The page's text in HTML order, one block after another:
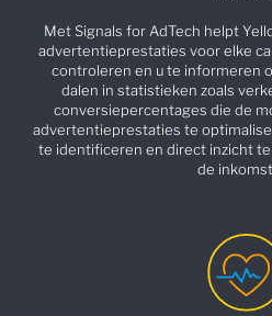
Met Signals for AdTech helpt
advertentieprestaties voor elke
controleren en u te informeren
dalen in statistieken zoals
conversiepercentages die de
advertentieprestaties te
te identificeren en direct inzicht
de